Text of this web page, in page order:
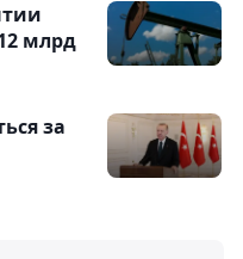
млрд
за